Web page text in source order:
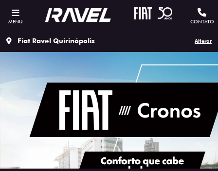
MENU CONTATO
Fiat Ravel Quirinópolis Alterar